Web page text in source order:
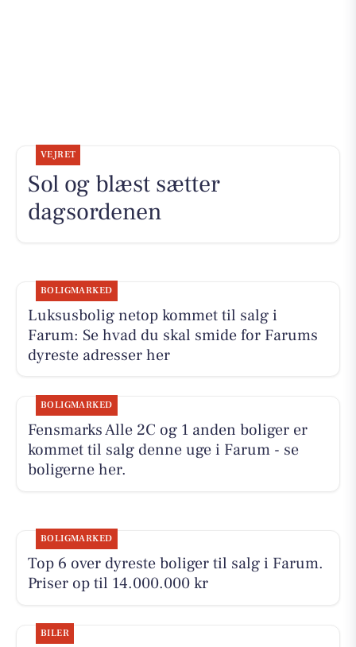
VEJRET
Sol og blæst sætter
dagsordenen
BOLIGMARKED
Luksusbolig netop kommet til salg i
Farum: Se hvad du skal smide for Farums
dyreste adresser her
BOLIGMARKED
Fensmarks Alle 2C og 1 anden boliger er
kommet til salg denne uge i Farum - se
boligerne her.
BOLIGMARKED
Top 6 over dyreste boliger til salg i Farum.
Priser op til 14.000.000 kr
BILER